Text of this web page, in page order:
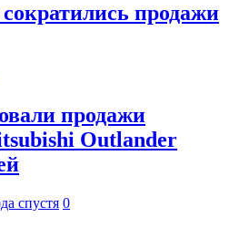
продажи
продажи
Outlander
спустя 0